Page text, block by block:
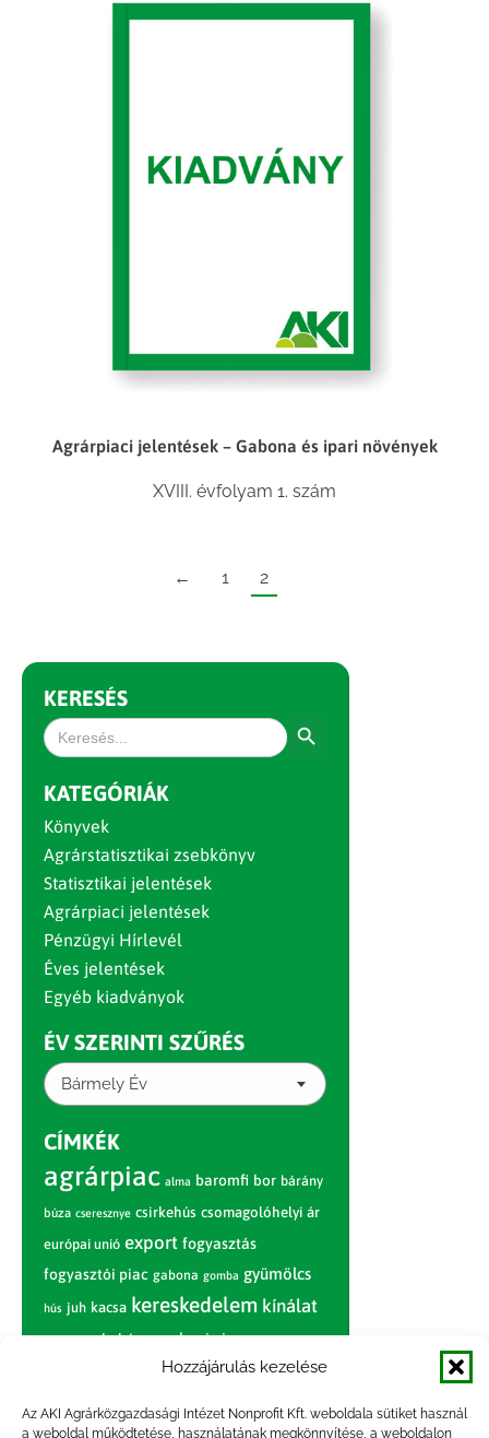
Hozzájárulás kezelése
Az AKI Agrárközgazdasági Intézet Nonprofit Kft. weboldala sütiket használ
a weboldal működtetése, használatának megkönnyítése, a weboldalon
Agrárpiaci jelentések – Gabona és ipari növények
XVIII. évfolyam 1. szám
← 1 2
KERESÉS
Search
for:
KATEGÓRIÁK
Könyvek
Agrárstatisztikai zsebkönyv
Statisztikai jelentések
Agrárpiaci jelentések
Pénzügyi Hírlevél
Éves jelentések
Egyéb kiadványok
ÉV SZERINTI SZŰRÉS
Bármely Év
CÍMKÉK
agrárpiac alma baromfi bor bárány
búza cseresznye csirkehús csomagolóhelyi ár
európai unió export fogyasztás
fogyasztói piac gabona gomba gyümölcs
hús juh kacsa kereskedelem kínálat
körte marhahús nagybani piac narancs
nemzetközi árinformációk
paradicsom piac piaci jelentés